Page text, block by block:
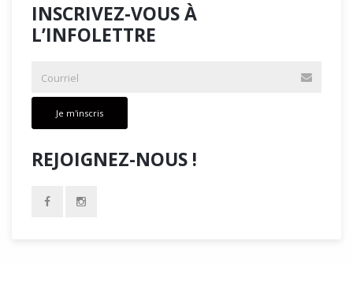
INSCRIVEZ-VOUS À
L’INFOLETTRE
Je m'inscris
REJOIGNEZ-NOUS !